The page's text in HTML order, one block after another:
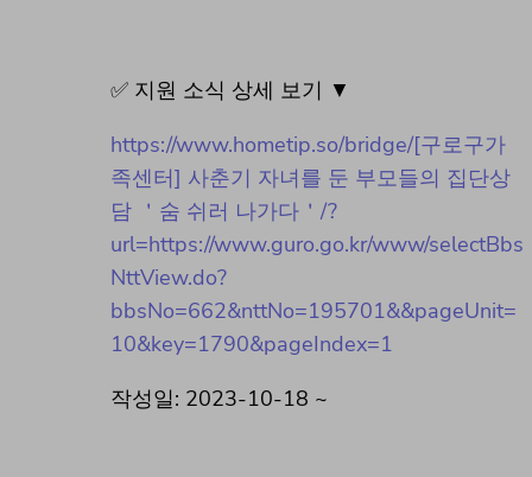
✅ 지원 소식 상세 보기 ▼
https://www.hometip.so/bridge/[구로구가
족센터] 사춘기 자녀를 둔 부모들의 집단상
담 ＇숨 쉬러 나가다＇/?
url=https://www.guro.go.kr/www/selectBbs
NttView.do?
bbsNo=662&nttNo=195701&&pageUnit=
10&key=1790&pageIndex=1
작성일: 2023-10-18 ~